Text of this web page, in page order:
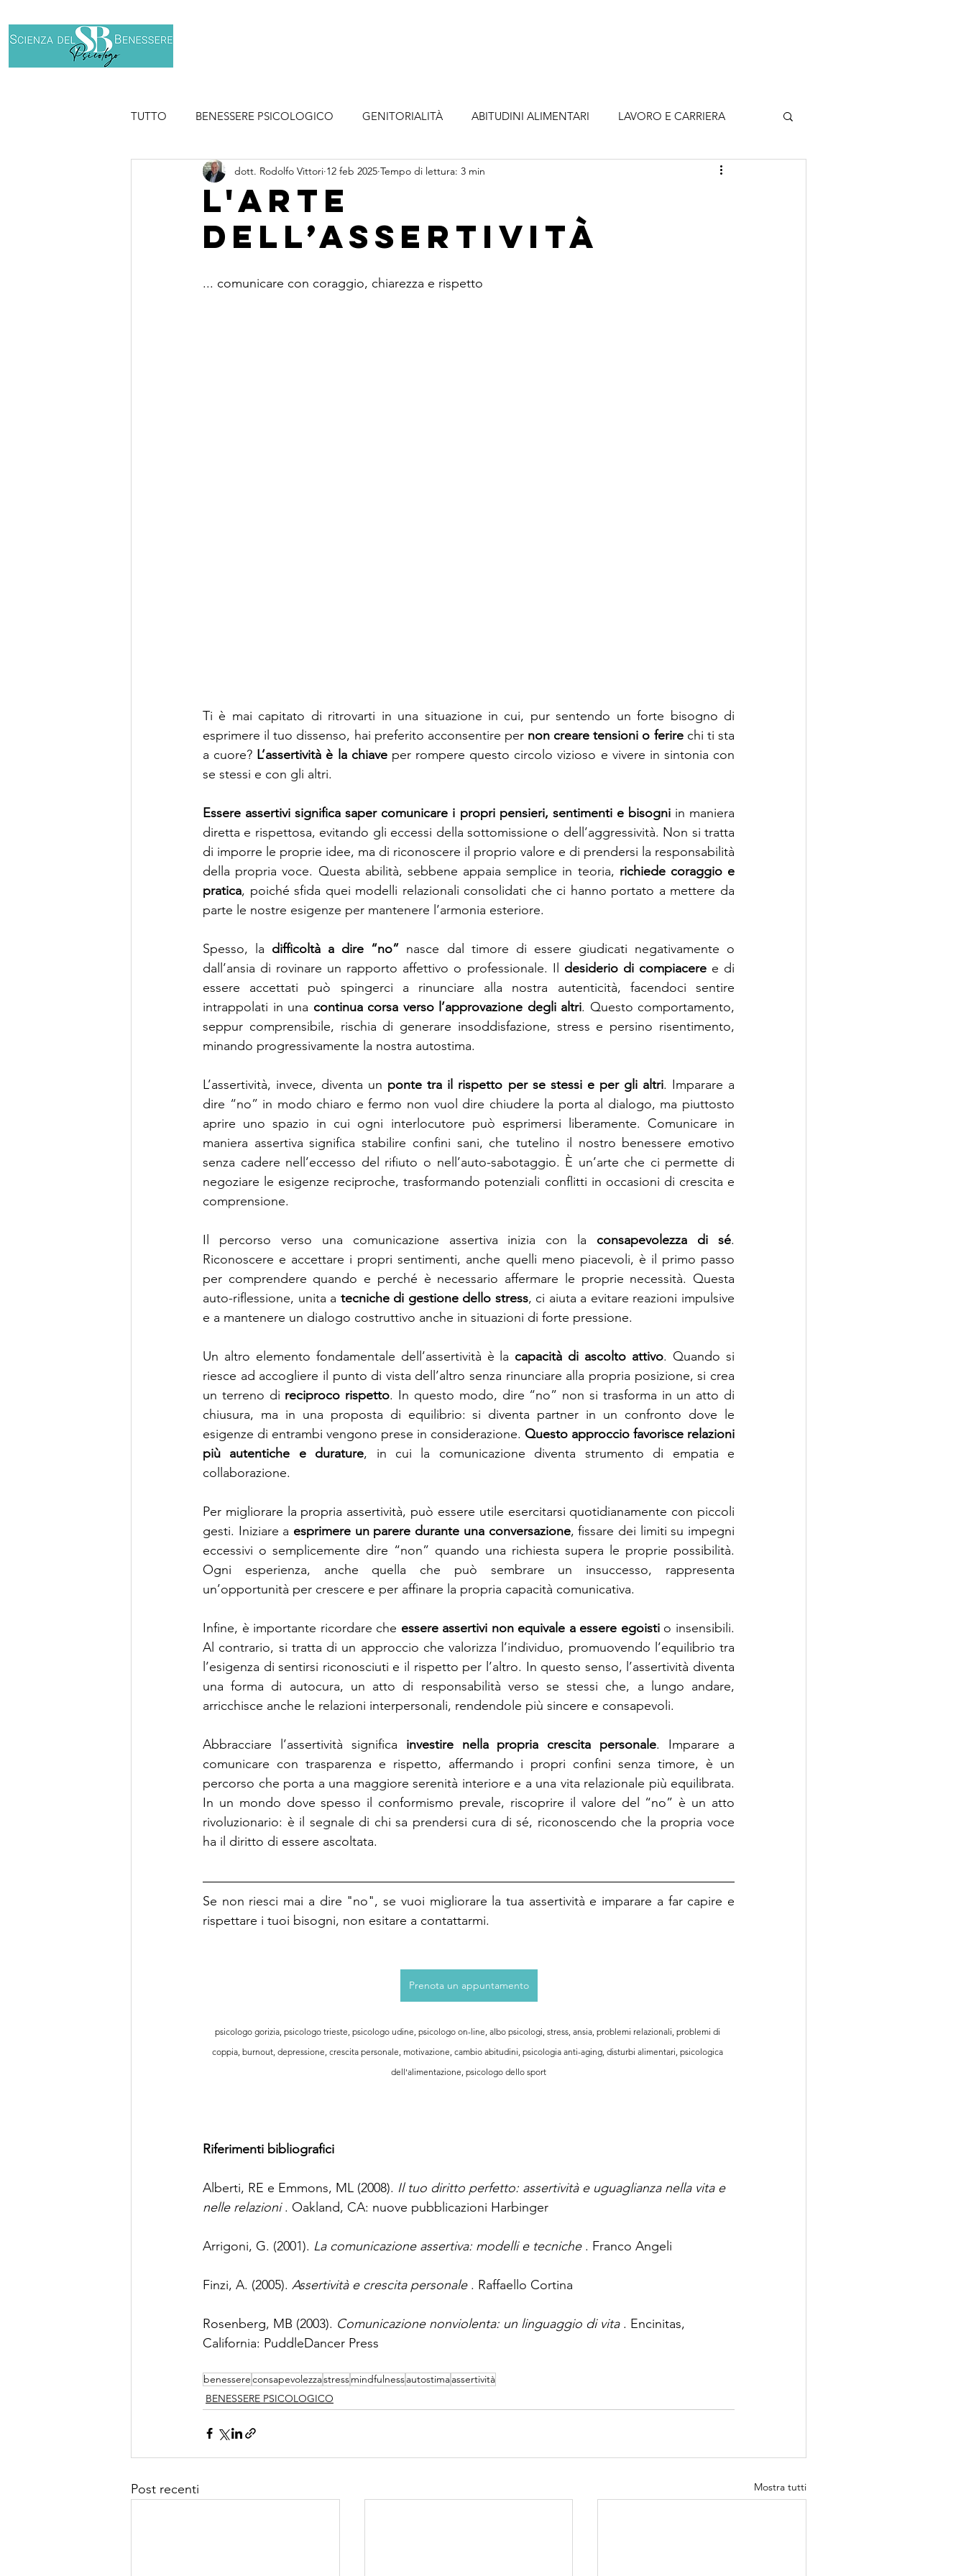
TUTTO BENESSERE PSICOLOGICO GENITORIALITÀ ABITUDINI ALIMENTARI LAVORO E CARRIERA
L'arte
dell’assertività
dott. Rodolfo Vittori 12 feb 2025 Tempo di lettura: 3 min
... comunicare con coraggio, chiarezza e rispetto
Ti è mai capitato di ritrovarti in una situazione in cui, pur sentendo un forte bisogno di
esprimere il tuo dissenso, hai preferito acconsentire per non creare tensioni o ferire chi ti sta
a cuore? L’assertività è la chiave per rompere questo circolo vizioso e vivere in sintonia con
se stessi e con gli altri.
Essere assertivi significa saper comunicare i propri pensieri, sentimenti e bisogni in maniera
diretta e rispettosa, evitando gli eccessi della sottomissione o dell’aggressività. Non si tratta
di imporre le proprie idee, ma di riconoscere il proprio valore e di prendersi la responsabilità
della propria voce. Questa abilità, sebbene appaia semplice in teoria, richiede coraggio e
pratica, poiché sfida quei modelli relazionali consolidati che ci hanno portato a mettere da
parte le nostre esigenze per mantenere l’armonia esteriore.
Spesso, la difficoltà a dire “no” nasce dal timore di essere giudicati negativamente o
dall’ansia di rovinare un rapporto affettivo o professionale. Il desiderio di compiacere e di
essere accettati può spingerci a rinunciare alla nostra autenticità, facendoci sentire
intrappolati in una continua corsa verso l’approvazione degli altri. Questo comportamento,
seppur comprensibile, rischia di generare insoddisfazione, stress e persino risentimento,
minando progressivamente la nostra autostima.
L’assertività, invece, diventa un ponte tra il rispetto per se stessi e per gli altri. Imparare a
dire “no” in modo chiaro e fermo non vuol dire chiudere la porta al dialogo, ma piuttosto
aprire uno spazio in cui ogni interlocutore può esprimersi liberamente. Comunicare in
maniera assertiva significa stabilire confini sani, che tutelino il nostro benessere emotivo
senza cadere nell’eccesso del rifiuto o nell’auto-sabotaggio. È un’arte che ci permette di
negoziare le esigenze reciproche, trasformando potenziali conflitti in occasioni di crescita e
comprensione.
Il percorso verso una comunicazione assertiva inizia con la consapevolezza di sé.
Riconoscere e accettare i propri sentimenti, anche quelli meno piacevoli, è il primo passo
per comprendere quando e perché è necessario affermare le proprie necessità. Questa
auto-riflessione, unita a tecniche di gestione dello stress, ci aiuta a evitare reazioni impulsive
e a mantenere un dialogo costruttivo anche in situazioni di forte pressione.
Un altro elemento fondamentale dell’assertività è la capacità di ascolto attivo. Quando si
riesce ad accogliere il punto di vista dell’altro senza rinunciare alla propria posizione, si crea
un terreno di reciproco rispetto. In questo modo, dire “no” non si trasforma in un atto di
chiusura, ma in una proposta di equilibrio: si diventa partner in un confronto dove le
esigenze di entrambi vengono prese in considerazione. Questo approccio favorisce relazioni
più autentiche e durature, in cui la comunicazione diventa strumento di empatia e
collaborazione.
Per migliorare la propria assertività, può essere utile esercitarsi quotidianamente con piccoli
gesti. Iniziare a esprimere un parere durante una conversazione, fissare dei limiti su impegni
eccessivi o semplicemente dire “non” quando una richiesta supera le proprie possibilità.
Ogni esperienza, anche quella che può sembrare un insuccesso, rappresenta
un’opportunità per crescere e per affinare la propria capacità comunicativa.
Infine, è importante ricordare che essere assertivi non equivale a essere egoisti o insensibili.
Al contrario, si tratta di un approccio che valorizza l’individuo, promuovendo l’equilibrio tra
l’esigenza di sentirsi riconosciuti e il rispetto per l’altro. In questo senso, l’assertività diventa
una forma di autocura, un atto di responsabilità verso se stessi che, a lungo andare,
arricchisce anche le relazioni interpersonali, rendendole più sincere e consapevoli.
Abbracciare l’assertività significa investire nella propria crescita personale. Imparare a
comunicare con trasparenza e rispetto, affermando i propri confini senza timore, è un
percorso che porta a una maggiore serenità interiore e a una vita relazionale più equilibrata.
In un mondo dove spesso il conformismo prevale, riscoprire il valore del “no” è un atto
rivoluzionario: è il segnale di chi sa prendersi cura di sé, riconoscendo che la propria voce
ha il diritto di essere ascoltata.
Se non riesci mai a dire "no", se vuoi migliorare la tua assertività e imparare a far capire e
rispettare i tuoi bisogni, non esitare a contattarmi.
Prenota un appuntamento
psicologo gorizia, psicologo trieste, psicologo udine, psicologo on-line, albo psicologi, stress, ansia, problemi relazionali, problemi di
coppia, burnout, depressione, crescita personale, motivazione, cambio abitudini, psicologia anti-aging, disturbi alimentari, psicologica
dell'alimentazione, psicologo dello sport
Riferimenti bibliografici
Alberti, RE e Emmons, ML (2008). Il tuo diritto perfetto: assertività e uguaglianza nella vita e
nelle relazioni . Oakland, CA: nuove pubblicazioni Harbinger
Arrigoni, G. (2001). La comunicazione assertiva: modelli e tecniche . Franco Angeli
Finzi, A. (2005). Assertività e crescita personale . Raffaello Cortina
Rosenberg, MB (2003). Comunicazione nonviolenta: un linguaggio di vita . Encinitas,
California: PuddleDancer Press
benessereconsapevolezzastressmindfulnessautostimaassertività
BENESSERE PSICOLOGICO
Post recenti Mostra tutti